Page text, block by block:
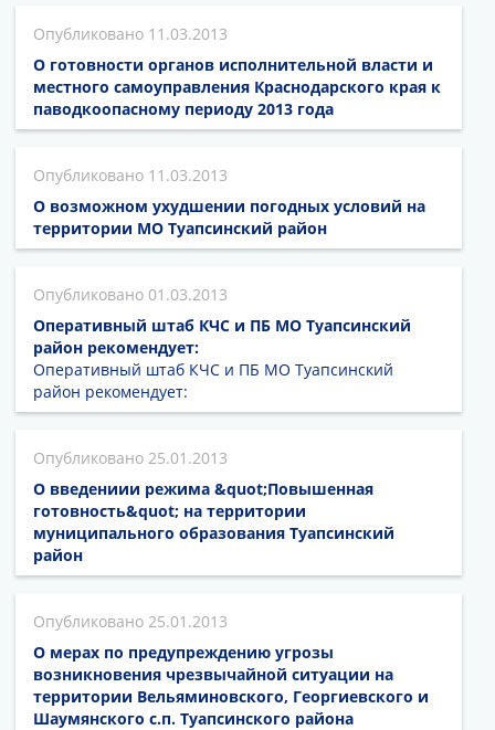
11.03.2013
О готовности органов исполнительной власти и
местного самоуправления Краснодарского края к
паводкоопасному периоду 2013 года
11.03.2013
О возможном ухудшении погодных условий на
территории МО Туапсинский район
01.03.2013
Оперативный штаб КЧС и ПБ МО Туапсинский
район рекомендует:
Оперативный штаб КЧС и ПБ МО Туапсинский
район рекомендует:
25.01.2013
О введениии режима &quot;Повышенная
готовность&quot; на территории
муниципального образования Туапсинский
район
25.01.2013
О мерах по предупреждению угрозы
возникновения чрезвычайной ситуации на
территории Вельяминовского, Георгиевского и
Шаумянского с.п. Туапсинского района